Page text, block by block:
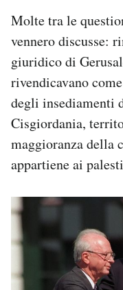
Molte tra le
vennero discusse:
giuridico di
rivendicavano
degli insediamenti
Cisgiordania,
maggioranza della
appartiene ai